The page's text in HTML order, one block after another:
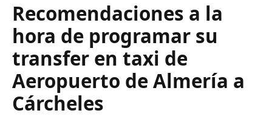
Recomendaciones a la
hora de programar su
transfer en taxi de
Aeropuerto de Almería a
Cárcheles